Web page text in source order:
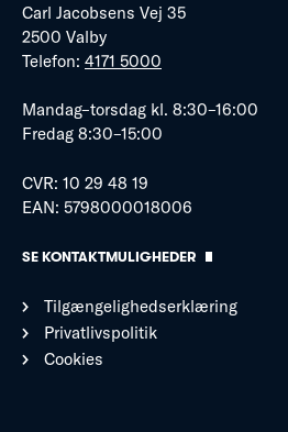
Carl Jacobsens Vej 35
2500 Valby
Telefon: 4171 5000
Mandag–torsdag kl. 8:30–16:00
Fredag 8:30–15:00
CVR: 10 29 48 19
EAN: 5798000018006
SE KONTAKTMULIGHEDER
Tilgængelighedserklæring
Privatlivspolitik
Cookies